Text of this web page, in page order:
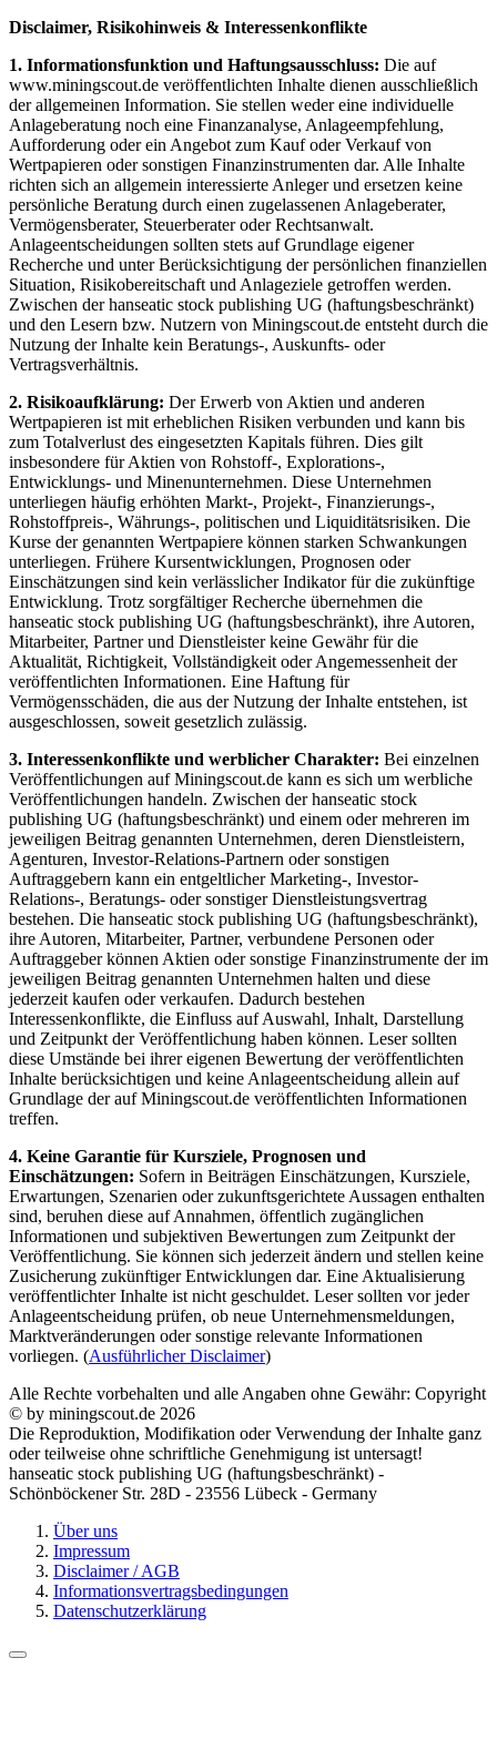
Disclaimer, Risikohinweis & Interessenkonflikte
1. Informationsfunktion und Haftungsausschluss: Die auf
www.miningscout.de veröffentlichten Inhalte dienen ausschließlich
der allgemeinen Information. Sie stellen weder eine individuelle
Anlageberatung noch eine Finanzanalyse, Anlageempfehlung,
Aufforderung oder ein Angebot zum Kauf oder Verkauf von
Wertpapieren oder sonstigen Finanzinstrumenten dar. Alle Inhalte
richten sich an allgemein interessierte Anleger und ersetzen keine
persönliche Beratung durch einen zugelassenen Anlageberater,
Vermögensberater, Steuerberater oder Rechtsanwalt.
Anlageentscheidungen sollten stets auf Grundlage eigener
Recherche und unter Berücksichtigung der persönlichen finanziellen
Situation, Risikobereitschaft und Anlageziele getroffen werden.
Zwischen der hanseatic stock publishing UG (haftungsbeschränkt)
und den Lesern bzw. Nutzern von Miningscout.de entsteht durch die
Nutzung der Inhalte kein Beratungs-, Auskunfts- oder
Vertragsverhältnis.
2. Risikoaufklärung: Der Erwerb von Aktien und anderen
Wertpapieren ist mit erheblichen Risiken verbunden und kann bis
zum Totalverlust des eingesetzten Kapitals führen. Dies gilt
insbesondere für Aktien von Rohstoff-, Explorations-,
Entwicklungs- und Minenunternehmen. Diese Unternehmen
unterliegen häufig erhöhten Markt-, Projekt-, Finanzierungs-,
Rohstoffpreis-, Währungs-, politischen und Liquiditätsrisiken. Die
Kurse der genannten Wertpapiere können starken Schwankungen
unterliegen. Frühere Kursentwicklungen, Prognosen oder
Einschätzungen sind kein verlässlicher Indikator für die zukünftige
Entwicklung. Trotz sorgfältiger Recherche übernehmen die
hanseatic stock publishing UG (haftungsbeschränkt), ihre Autoren,
Mitarbeiter, Partner und Dienstleister keine Gewähr für die
Aktualität, Richtigkeit, Vollständigkeit oder Angemessenheit der
veröffentlichten Informationen. Eine Haftung für
Vermögensschäden, die aus der Nutzung der Inhalte entstehen, ist
ausgeschlossen, soweit gesetzlich zulässig.
3. Interessenkonflikte und werblicher Charakter: Bei einzelnen
Veröffentlichungen auf Miningscout.de kann es sich um werbliche
Veröffentlichungen handeln. Zwischen der hanseatic stock
publishing UG (haftungsbeschränkt) und einem oder mehreren im
jeweiligen Beitrag genannten Unternehmen, deren Dienstleistern,
Agenturen, Investor-Relations-Partnern oder sonstigen
Auftraggebern kann ein entgeltlicher Marketing-, Investor-
Relations-, Beratungs- oder sonstiger Dienstleistungsvertrag
bestehen. Die hanseatic stock publishing UG (haftungsbeschränkt),
ihre Autoren, Mitarbeiter, Partner, verbundene Personen oder
Auftraggeber können Aktien oder sonstige Finanzinstrumente der im
jeweiligen Beitrag genannten Unternehmen halten und diese
jederzeit kaufen oder verkaufen. Dadurch bestehen
Interessenkonflikte, die Einfluss auf Auswahl, Inhalt, Darstellung
und Zeitpunkt der Veröffentlichung haben können. Leser sollten
diese Umstände bei ihrer eigenen Bewertung der veröffentlichten
Inhalte berücksichtigen und keine Anlageentscheidung allein auf
Grundlage der auf Miningscout.de veröffentlichten Informationen
treffen.
4. Keine Garantie für Kursziele, Prognosen und
Einschätzungen: Sofern in Beiträgen Einschätzungen, Kursziele,
Erwartungen, Szenarien oder zukunftsgerichtete Aussagen enthalten
sind, beruhen diese auf Annahmen, öffentlich zugänglichen
Informationen und subjektiven Bewertungen zum Zeitpunkt der
Veröffentlichung. Sie können sich jederzeit ändern und stellen keine
Zusicherung zukünftiger Entwicklungen dar. Eine Aktualisierung
veröffentlichter Inhalte ist nicht geschuldet. Leser sollten vor jeder
Anlageentscheidung prüfen, ob neue Unternehmensmeldungen,
Marktveränderungen oder sonstige relevante Informationen
vorliegen. (Ausführlicher Disclaimer)
Alle Rechte vorbehalten und alle Angaben ohne Gewähr: Copyright
© by miningscout.de 2026
Die Reproduktion, Modifikation oder Verwendung der Inhalte ganz
oder teilweise ohne schriftliche Genehmigung ist untersagt!
hanseatic stock publishing UG (haftungsbeschränkt) -
Schönböckener Str. 28D - 23556 Lübeck - Germany
Über uns
Impressum
Disclaimer / AGB
Informationsvertragsbedingungen
Datenschutzerklärung